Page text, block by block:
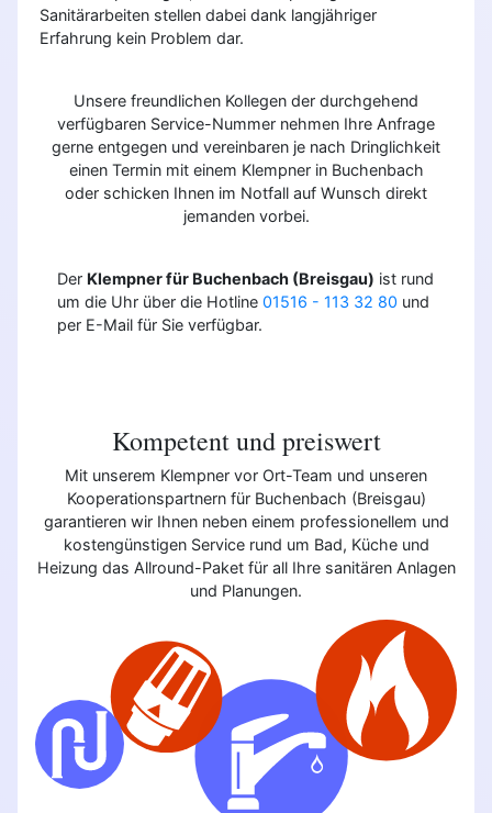
Sanitärarbeiten stellen dabei dank langjähriger
Erfahrung kein Problem dar.
Unsere freundlichen Kollegen der durchgehend
verfügbaren Service-Nummer nehmen Ihre Anfrage
gerne entgegen und vereinbaren je nach Dringlichkeit
einen Termin mit einem Klempner in Buchenbach
oder schicken Ihnen im Notfall auf Wunsch direkt
jemanden vorbei.
Der Klempner für Buchenbach (Breisgau) ist rund
um die Uhr über die Hotline 01516 - 113 32 80 und
per E-Mail für Sie verfügbar.
Kompetent und preiswert
Mit unserem Klempner vor Ort-Team und unseren
Kooperationspartnern für Buchenbach (Breisgau)
garantieren wir Ihnen neben einem professionellem und
kostengünstigen Service rund um Bad, Küche und
Heizung das Allround-Paket für all Ihre sanitären Anlagen
und Planungen.